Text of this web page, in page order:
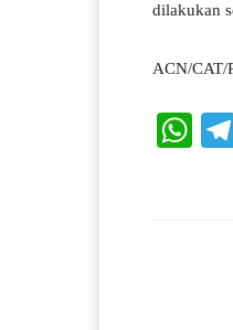
dilakukan
ACN/CAT/
W